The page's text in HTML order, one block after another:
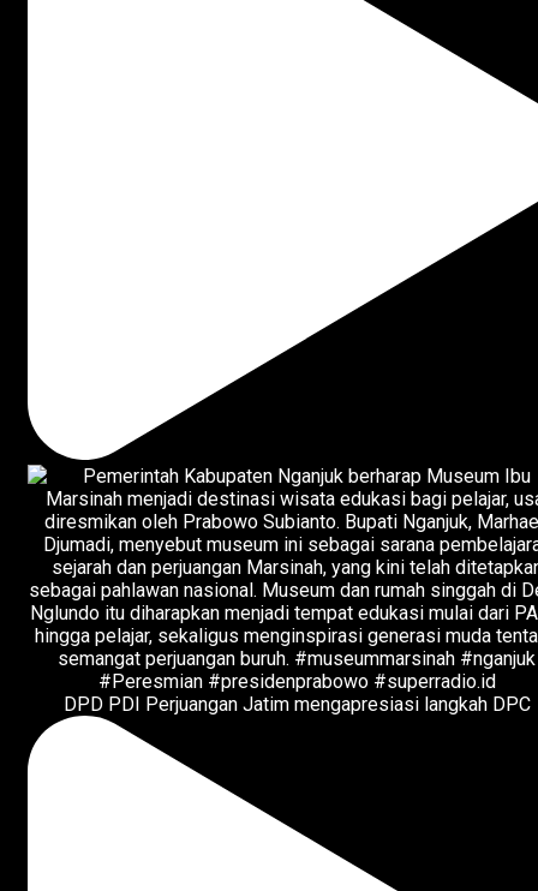
DPD PDI Perjuangan Jatim mengapresiasi langkah DPC